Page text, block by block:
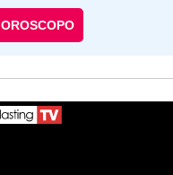
OROSCOPO